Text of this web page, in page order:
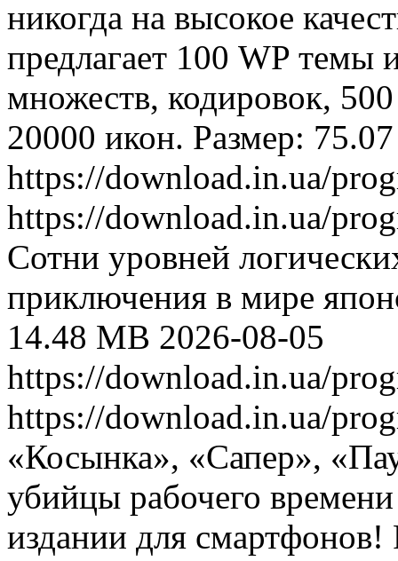
никогда на высокое
предлагает 100 WP темы
множеств, кодировок,
20000 икон. Размер:
https://download.in.ua/
https://download.in.ua/
Сотни уровней
приключения в мире
14.48 MB 2026-08-05
https://download.in.ua/
https://download.in.ua/
«Косынка», «Сапер»,
убийцы рабочего
издании для